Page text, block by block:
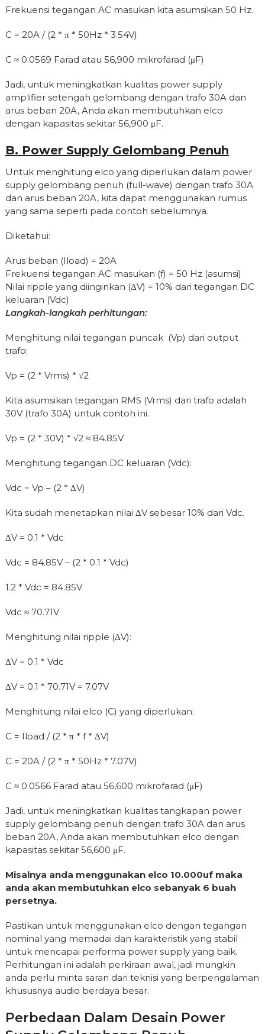
Frekuensi tegangan AC masukan kita asumsikan 50 Hz.
C = 20A / (2 * π * 50Hz * 3.54V)
C ≈ 0.0569 Farad atau 56,900 mikrofarad (μF)
Jadi, untuk meningkatkan kualitas power supply
amplifier setengah gelombang dengan trafo 30A dan
arus beban 20A, Anda akan membutuhkan elco
dengan kapasitas sekitar 56,900 μF.
B. Power Supply Gelombang Penuh
Untuk menghitung elco yang diperlukan dalam power
supply gelombang penuh (full-wave) dengan trafo 30A
dan arus beban 20A, kita dapat menggunakan rumus
yang sama seperti pada contoh sebelumnya.
Diketahui:
Arus beban (Iload) = 20A
Frekuensi tegangan AC masukan (f) = 50 Hz (asumsi)
Nilai ripple yang diinginkan (ΔV) = 10% dari tegangan DC
keluaran (Vdc)
Langkah-langkah perhitungan:
Menghitung nilai tegangan puncak (Vp) dari output
trafo:
Vp = (2 * Vrms) * √2
Kita asumsikan tegangan RMS (Vrms) dari trafo adalah
30V (trafo 30A) untuk contoh ini.
Vp = (2 * 30V) * √2 ≈ 84.85V
Menghitung tegangan DC keluaran (Vdc):
Vdc = Vp – (2 * ΔV)
Kita sudah menetapkan nilai ΔV sebesar 10% dari Vdc.
ΔV = 0.1 * Vdc
Vdc = 84.85V – (2 * 0.1 * Vdc)
1.2 * Vdc = 84.85V
Vdc ≈ 70.71V
Menghitung nilai ripple (ΔV):
ΔV = 0.1 * Vdc
ΔV = 0.1 * 70.71V = 7.07V
Menghitung nilai elco (C) yang diperlukan:
C = Iload / (2 * π * f * ΔV)
C = 20A / (2 * π * 50Hz * 7.07V)
C ≈ 0.0566 Farad atau 56,600 mikrofarad (μF)
Jadi, untuk meningkatkan kualitas tangkapan power
supply gelombang penuh dengan trafo 30A dan arus
beban 20A, Anda akan membutuhkan elco dengan
kapasitas sekitar 56,600 μF.
Misalnya anda menggunakan elco 10.000uf maka
anda akan membutuhkan elco sebanyak 6 buah
persetnya.
Pastikan untuk menggunakan elco dengan tegangan
nominal yang memadai dan karakteristik yang stabil
untuk mencapai performa power supply yang baik.
Perhitungan ini adalah perkiraan awal, jadi mungkin
anda perlu minta saran dari teknisi yang berpengalaman
khususnya audio berdaya besar.
Perbedaan Dalam Desain Power